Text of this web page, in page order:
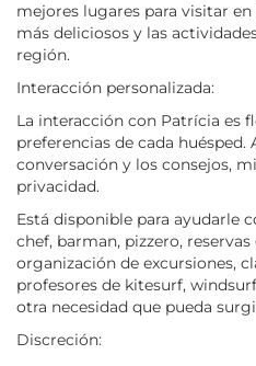
mejores lugares para visitar
más deliciosos y las
región.
Interacción personalizada:
La interacción con Patrícia es
preferencias de cada
conversación y los consejos,
privacidad.
Está disponible para ayudarle
chef, barman, pizzero,
organización de excursiones,
profesores de kitesurf,
otra necesidad que pueda
Discreción: